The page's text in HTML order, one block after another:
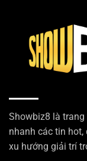
Showbiz8 là
nhanh các tin hot,
xu hướng giải trí